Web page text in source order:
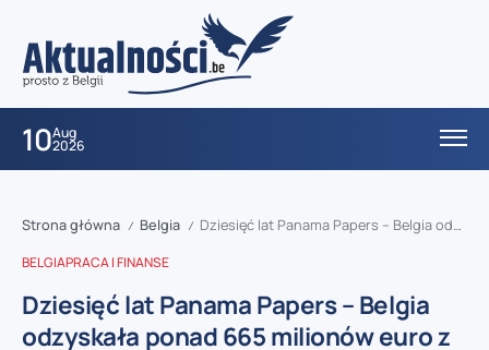
10Aug
2026
Strona główna / Belgia / Dziesięć lat Panama Papers – Belgia odzyskała ponad 665 milionów euro z afer podatkowych
BELGIAPRACA I FINANSE
Dziesięć lat Panama Papers – Belgia
odzyskała ponad 665 milionów euro z